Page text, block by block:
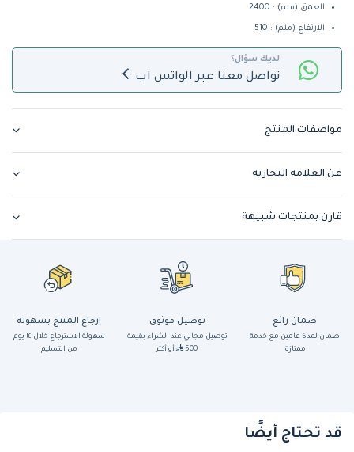
العمق (ملم) : 2400
الارتفاع (ملم) : 510
لديك سؤال؟
تواصل معنا عبر الواتس اب
مواصفات المنتج
عن العلامة التجارية
قارن بمنتجات شبيهة
ضمان رائع
ضمان لمدة عامين مع خدمة
ممتازة
توصيل موثوق
توصيل مجاني عند الشراء بقيمة
500
أو أكثر
إرجاع المنتج بسهولة
سهولة الاسترجاع خلال ١٤ يوم
من التسليم
قد تحتاج أيضًا